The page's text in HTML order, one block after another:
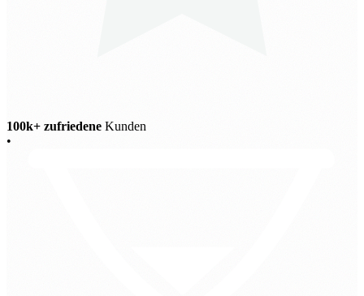
100k+ zufriedene Kunden
•